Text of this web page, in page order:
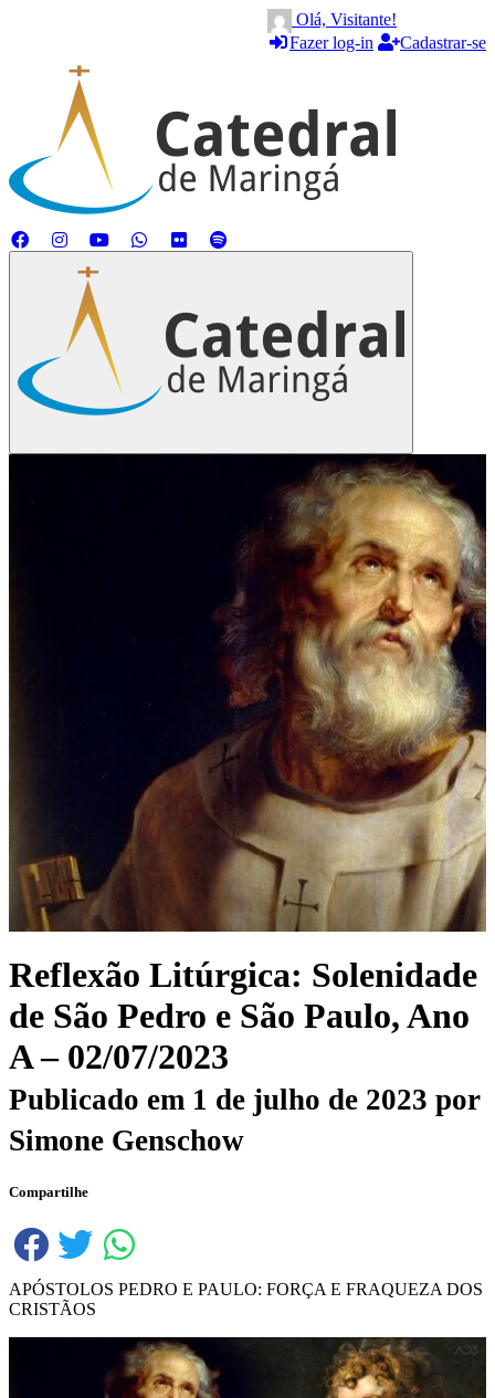
Olá, Visitante!
Fazer log-in
Cadastrar-se
Reflexão Litúrgica: Solenidade
de São Pedro e São Paulo, Ano
A – 02/07/2023
Publicado em 1 de julho de 2023 por
Simone Genschow
Compartilhe
APÓSTOLOS PEDRO E PAULO: FORÇA E FRAQUEZA DOS
CRISTÃOS